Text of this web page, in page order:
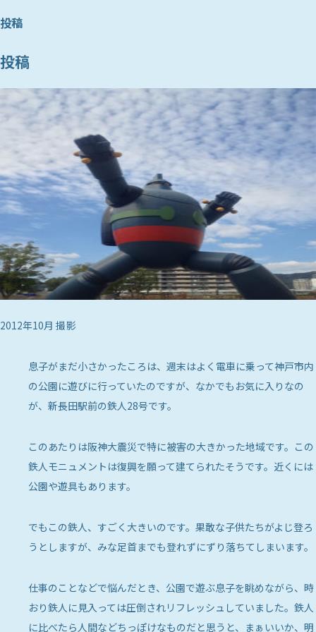
投稿
投稿
2012年10月 撮影
息子がまだ小さかったころは、週末はよく電車に乗って神戸市内
の公園に遊びに行っていたのですが、なかでもお気に入りなの
が、新長田駅前の鉄人28号です。
このあたりは阪神大震災で特に被害の大きかった地域です。この
鉄人モニュメントは復興を願って建てられたそうです。近くには
公園や遊具もあります。
でもこの鉄人、すごく大きいのです。果敢な子供たちがよじ登ろ
うとしますが、みな足首までも登れずにずり落ちてしまいます。
仕事のことなどで悩んだとき、公園で遊ぶ息子を眺めながら、時
おり鉄人に見入っては圧倒されリフレッシュしていました。鉄人
に比べたら人間などちっぽけなものだと思うと、まぁいいか、明